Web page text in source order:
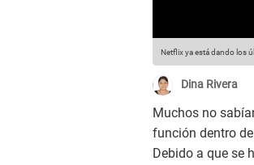
Netflix ya está dando los
Dina Rivera
Muchos no
función dentro
Debido a que se